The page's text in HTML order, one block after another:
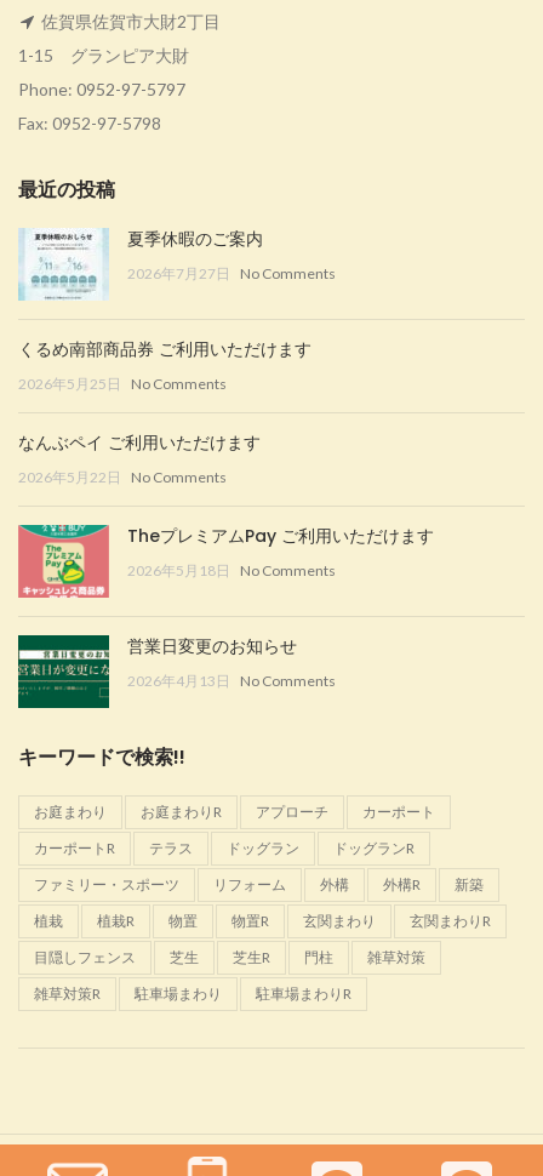
佐賀県佐賀市大財2丁目
1-15 グランピア大財
Phone: 0952-97-5797
Fax: 0952-97-5798
最近の投稿
夏季休暇のご案内
2026年7月27日 No Comments
くるめ南部商品券 ご利用いただけます
2026年5月25日 No Comments
なんぶペイ ご利用いただけます
2026年5月22日 No Comments
TheプレミアムPay ご利用いただけます
2026年5月18日 No Comments
営業日変更のお知らせ
2026年4月13日 No Comments
キーワードで検索!!
お庭まわり お庭まわりR アプローチ
カーポート
カーポートR
テラス ドッグラン
ドッグランR
ファミリー・スポーツ
リフォーム 外構 外構R
新築
植栽
植栽R 物置 物置R 玄関まわり
玄関まわりR
目隠しフェンス
芝生 芝生R 門柱
雑草対策
雑草対策R
駐車場まわり 駐車場まわりR
Glanta 2022 CREATED BY佐野恵樹園